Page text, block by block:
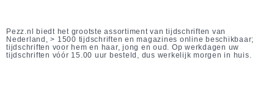
Pezz.nl biedt het grootste assortiment van tijdschriften van
Nederland, > 1500 tijdschriften en magazines online beschikbaar;
tijdschriften voor hem en haar, jong en oud. Op werkdagen uw
tijdschriften vóór 15.00 uur besteld, dus werkelijk morgen in huis.